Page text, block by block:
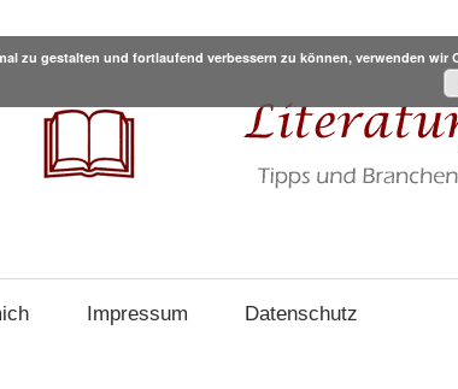
Impressum Datenschutz
zu gestalten und fortlaufend verbessern zu können, verwenden